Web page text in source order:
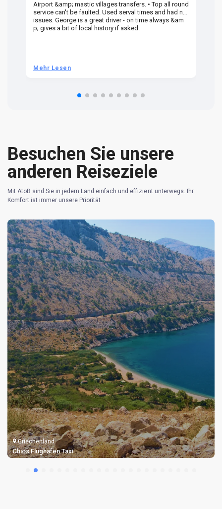
Airport &amp; mastic villages transfers. • Top all round
service can't be faulted. Used serval times and had no
issues. George is a great driver - on time always &am
p; gives a bit of local history if asked.
Mehr Lesen
Besuchen Sie unsere
anderen Reiseziele
Mit AtoB sind Sie in jedem Land einfach und effizient unterwegs. Ihr
Komfort ist immer unsere Priorität
Griechenland
Samos Flughafen Taxi